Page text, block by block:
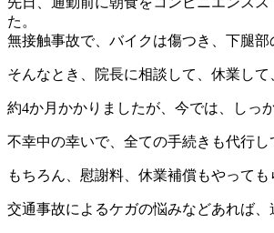
た。
無接触事故で、バイクは傷つき、下腿
そんなとき、院長に相談して、休業し
約4か月かかりましたが、今では、しっ
不幸中の幸いで、全ての手続きも代行
もちろん、慰謝料、休業補償もやって
交通事故によるケガの悩みなどあれば、